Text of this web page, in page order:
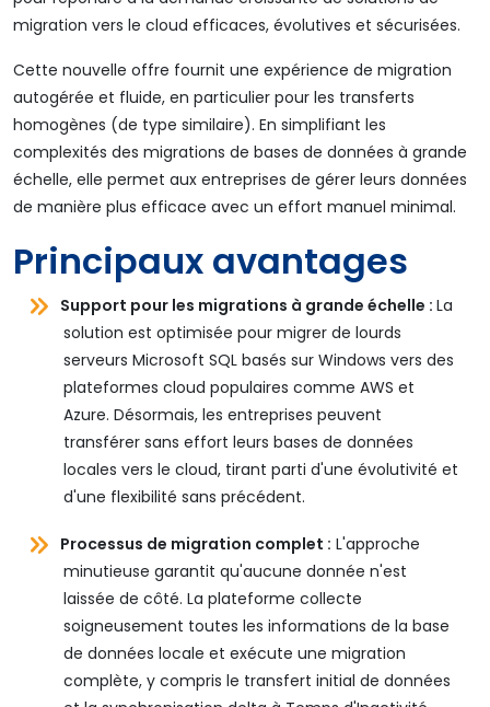
migration vers le cloud efficaces, évolutives et sécurisées.
Cette nouvelle offre fournit une expérience de migration
autogérée et fluide, en particulier pour les transferts
homogènes (de type similaire). En simplifiant les
complexités des migrations de bases de données à grande
échelle, elle permet aux entreprises de gérer leurs données
de manière plus efficace avec un effort manuel minimal.
Principaux avantages
Support pour les migrations à grande échelle : La
solution est optimisée pour migrer de lourds
serveurs Microsoft SQL basés sur Windows vers des
plateformes cloud populaires comme AWS et
Azure. Désormais, les entreprises peuvent
transférer sans effort leurs bases de données
locales vers le cloud, tirant parti d'une évolutivité et
d'une flexibilité sans précédent.
Processus de migration complet : L'approche
minutieuse garantit qu'aucune donnée n'est
laissée de côté. La plateforme collecte
soigneusement toutes les informations de la base
de données locale et exécute une migration
complète, y compris le transfert initial de données